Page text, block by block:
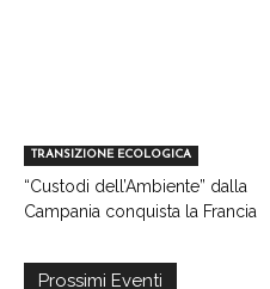
TRANSIZIONE ECOLOGICA
“Custodi dell’Ambiente” dalla
Campania conquista la Francia
Prossimi Eventi